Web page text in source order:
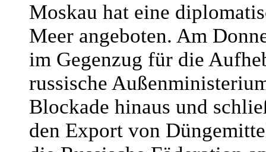
Moskau hat eine
Meer angeboten. Am
im Gegenzug für die
russische
Blockade hinaus und
den Export von